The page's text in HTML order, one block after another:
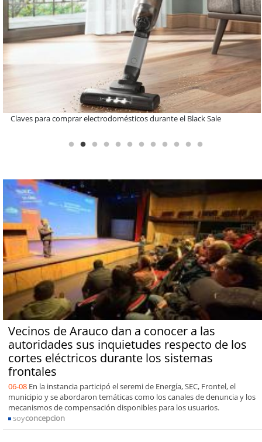
A dos años de la Ley Karin: especialistas afirman que el desafío es
Vecinos de Arauco dan a conocer a las
autoridades sus inquietudes respecto de los
cortes eléctricos durante los sistemas
frontales
06-08 En la instancia participó el seremi de Energía, SEC, Frontel, el
municipio y se abordaron temáticas como los canales de denuncia y los
mecanismos de compensación disponibles para los usuarios.
soyconcepcion